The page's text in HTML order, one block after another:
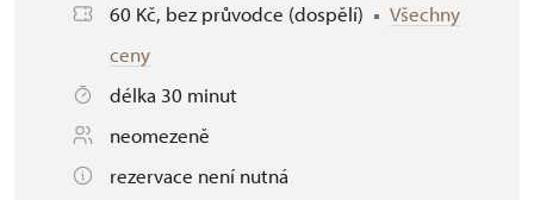
60 Kč, bez průvodce (dospělí)
Všechny
ceny
délka 30 minut
neomezeně
rezervace není nutná